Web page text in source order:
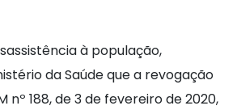
à população,
da Saúde que a revogação
nº 188, de 3 de fevereiro de 2020,